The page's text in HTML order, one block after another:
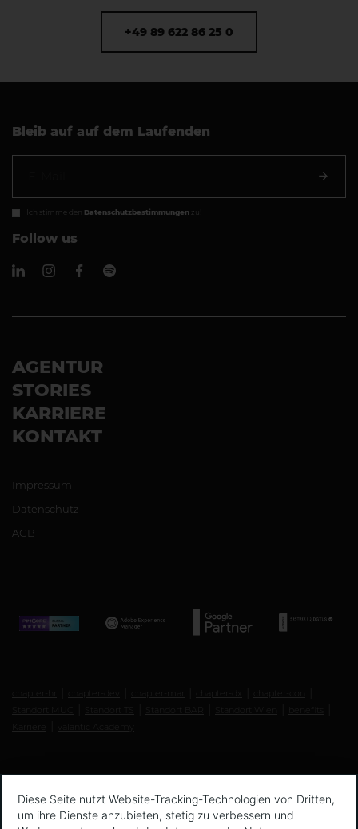
+49 89 622 86 25 0
Bleib auf auf dem Laufenden
Ich stimme den Datenschutzbestimmungen zu!
Follow us
AGENTUR
STORIES
KARRIERE
KONTAKT
Impressum
Datenschutz
AGB
Diese Seite nutzt Website-Tracking-Technologien von Dritten,
um ihre Dienste anzubieten, stetig zu verbessern und